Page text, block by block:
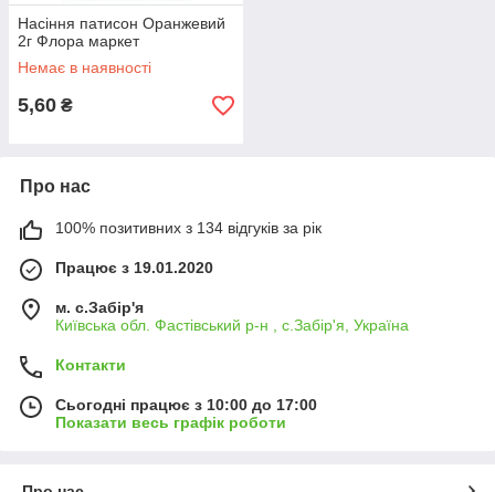
Насіння патисон Оранжевий
2г Флора маркет
Немає в наявності
5,60 ₴
Про нас
100% позитивних з 134 відгуків за рік
Працює з 19.01.2020
м. с.Забір'я
Київська обл. Фастівський р-н , с.Забір'я, Україна
Контакти
Сьогодні працює з 10:00 до 17:00
Показати весь графік роботи